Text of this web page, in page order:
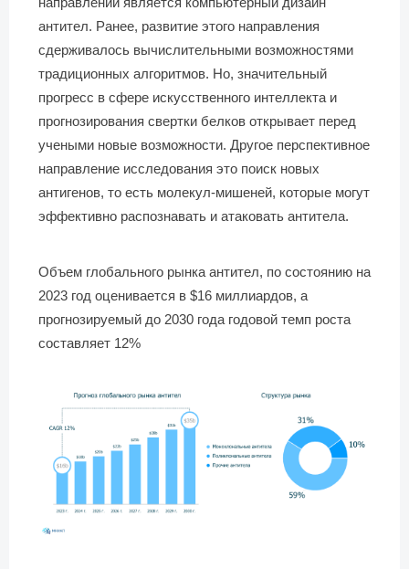
антител. Ранее, развитие этого направления
сдерживалось вычислительными возможностями
традиционных алгоритмов. Но, значительный
прогресс в сфере искусственного интеллекта и
прогнозирования свертки белков открывает перед
учеными новые возможности. Другое перспективное
направление исследования это поиск новых
антигенов, то есть молекул-мишеней, которые могут
эффективно распознавать и атаковать антитела.
Объем глобального рынка антител, по состоянию на
2023 год оценивается в $16 миллиардов, а
прогнозируемый до 2030 года годовой темп роста
составляет 12%